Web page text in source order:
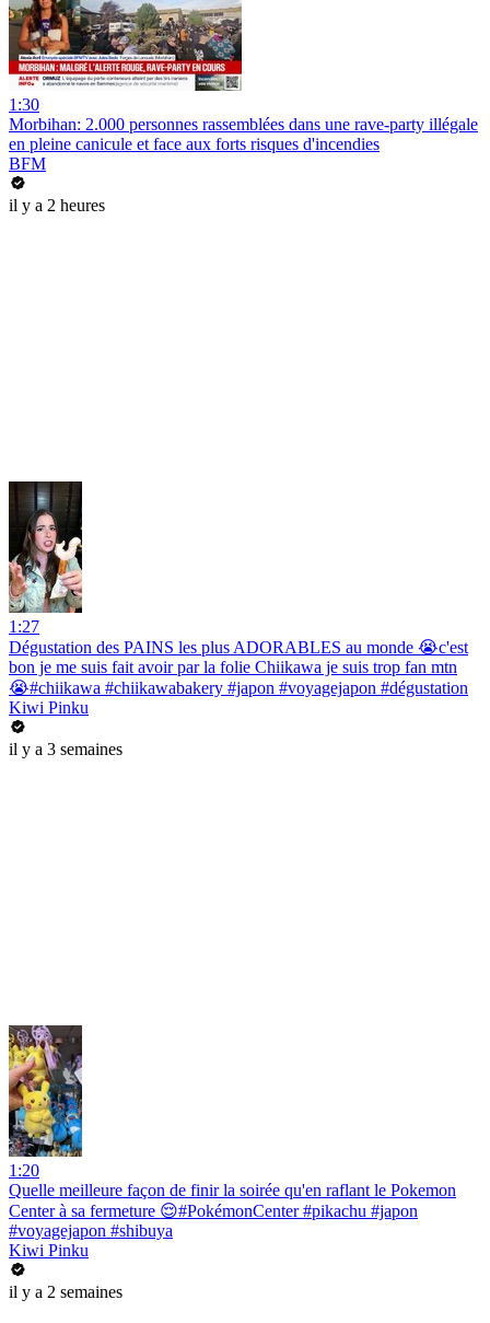
1:30
Morbihan: 2.000 personnes rassemblées dans une rave-party illégale
en pleine canicule et face aux forts risques d'incendies
BFM
il y a 2 heures
1:27
Dégustation des PAINS les plus ADORABLES au monde 😭c'est
bon je me suis fait avoir par la folie Chiikawa je suis trop fan mtn
😭#chiikawa #chiikawabakery #japon #voyagejapon #dégustation
Kiwi Pinku
il y a 3 semaines
1:20
Quelle meilleure façon de finir la soirée qu'en raflant le Pokemon
Center à sa fermeture 😌#PokémonCenter #pikachu #japon
#voyagejapon #shibuya
Kiwi Pinku
il y a 2 semaines